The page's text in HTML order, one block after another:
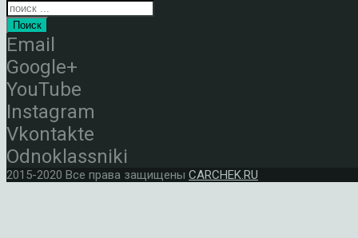
Поиск
Email
Google+
YouTube
Instagram
Vkontakte
Odnoklassniki
2015-2020 Все права защищены CARCHEK.RU